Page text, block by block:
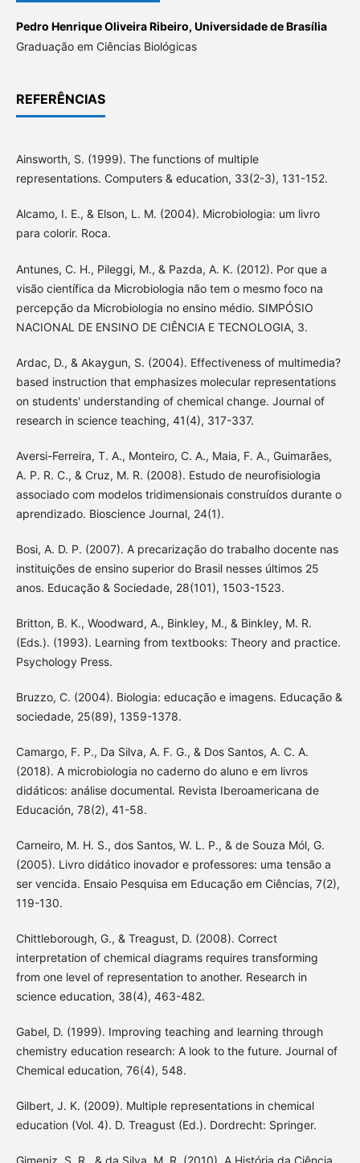
Pedro Henrique Oliveira Ribeiro, Universidade de Brasília
Graduação em Ciências Biológicas
REFERÊNCIAS
Ainsworth, S. (1999). The functions of multiple
representations. Computers & education, 33(2-3), 131-152.
Alcamo, I. E., & Elson, L. M. (2004). Microbiologia: um livro
para colorir. Roca.
Antunes, C. H., Pileggi, M., & Pazda, A. K. (2012). Por que a
visão científica da Microbiologia não tem o mesmo foco na
percepção da Microbiologia no ensino médio. SIMPÓSIO
NACIONAL DE ENSINO DE CIÊNCIA E TECNOLOGIA, 3.
Ardac, D., & Akaygun, S. (2004). Effectiveness of multimedia?
based instruction that emphasizes molecular representations
on students' understanding of chemical change. Journal of
research in science teaching, 41(4), 317-337.
Aversi-Ferreira, T. A., Monteiro, C. A., Maia, F. A., Guimarães,
A. P. R. C., & Cruz, M. R. (2008). Estudo de neurofisiologia
associado com modelos tridimensionais construídos durante o
aprendizado. Bioscience Journal, 24(1).
Bosi, A. D. P. (2007). A precarização do trabalho docente nas
instituições de ensino superior do Brasil nesses últimos 25
anos. Educação & Sociedade, 28(101), 1503-1523.
Britton, B. K., Woodward, A., Binkley, M., & Binkley, M. R.
(Eds.). (1993). Learning from textbooks: Theory and practice.
Psychology Press.
Bruzzo, C. (2004). Biologia: educação e imagens. Educação &
sociedade, 25(89), 1359-1378.
Camargo, F. P., Da Silva, A. F. G., & Dos Santos, A. C. A.
(2018). A microbiologia no caderno do aluno e em livros
didáticos: análise documental. Revista Iberoamericana de
Educación, 78(2), 41-58.
Carneiro, M. H. S., dos Santos, W. L. P., & de Souza Mól, G.
(2005). Livro didático inovador e professores: uma tensão a
ser vencida. Ensaio Pesquisa em Educação em Ciências, 7(2),
119-130.
Chittleborough, G., & Treagust, D. (2008). Correct
interpretation of chemical diagrams requires transforming
from one level of representation to another. Research in
science education, 38(4), 463-482.
Gabel, D. (1999). Improving teaching and learning through
chemistry education research: A look to the future. Journal of
Chemical education, 76(4), 548.
Gilbert, J. K. (2009). Multiple representations in chemical
education (Vol. 4). D. Treagust (Ed.). Dordrecht: Springer.
Gimeniz, S. R., & da Silva, M. R. (2010). A História da Ciência